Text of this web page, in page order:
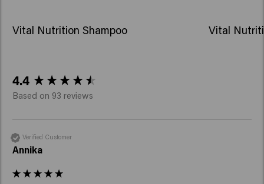
Vital Nutrition Shampoo Vital
4.4
Based on 93 reviews
Verified Customer
Annika
New content loaded